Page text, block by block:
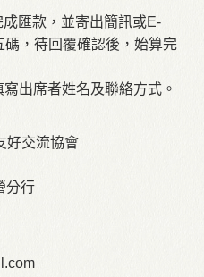
匯款，並寄出簡訊或E-
，待回覆確認後，始算完
出席者姓名及聯絡方式。
好交流協會
分行